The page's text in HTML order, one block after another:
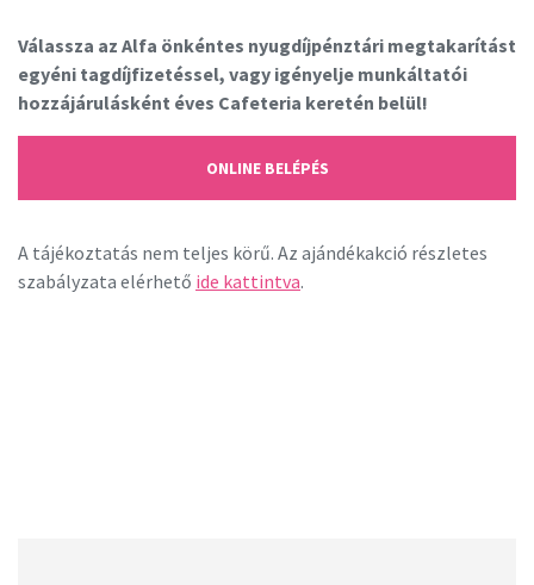
Válassza az Alfa önkéntes nyugdíjpénztári megtakarítást
egyéni tagdíjfizetéssel, vagy igényelje munkáltatói
hozzájárulásként éves Cafeteria keretén belül!
ONLINE BELÉPÉS
A tájékoztatás nem teljes körű. Az ajándékakció részletes
szabályzata elérhető ide kattintva.